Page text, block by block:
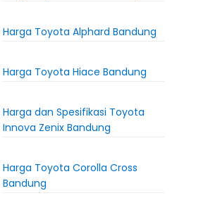
Harga Toyota Alphard Bandung
Harga Toyota Hiace Bandung
Harga dan Spesifikasi Toyota
Innova Zenix Bandung
Harga Toyota Corolla Cross
Bandung